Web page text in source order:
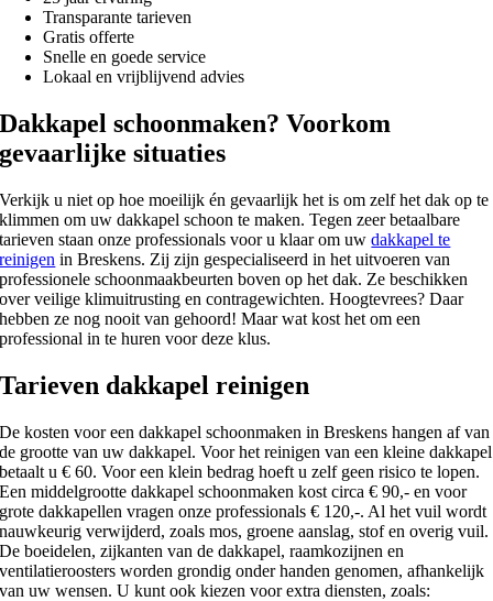
Transparante tarieven
Gratis offerte
Snelle en goede service
Lokaal en vrijblijvend advies
Dakkapel schoonmaken? Voorkom
gevaarlijke situaties
Verkijk u niet op hoe moeilijk én gevaarlijk het is om zelf het dak op te
klimmen om uw dakkapel schoon te maken. Tegen zeer betaalbare
tarieven staan onze professionals voor u klaar om uwdakkapel te
reinigen in Breskens. Zij zijn gespecialiseerd in het uitvoeren van
professionele schoonmaakbeurten boven op het dak. Ze beschikken
over veilige klimuitrusting en contragewichten. Hoogtevrees? Daar
hebben ze nog nooit van gehoord! Maar wat kost het om een
professional in te huren voor deze klus.
Tarieven dakkapel reinigen
De kosten voor een dakkapel schoonmaken in Breskens hangen af van
de grootte van uw dakkapel. Voor het reinigen van een kleine dakkapel
betaalt u € 60. Voor een klein bedrag hoeft u zelf geen risico te lopen.
Een middelgrootte dakkapel schoonmaken kost circa € 90,- en voor
grote dakkapellen vragen onze professionals € 120,-. Al het vuil wordt
nauwkeurig verwijderd, zoals mos, groene aanslag, stof en overig vuil.
De boeidelen, zijkanten van de dakkapel, raamkozijnen en
ventilatieroosters worden grondig onder handen genomen, afhankelijk
van uw wensen. U kunt ook kiezen voor extra diensten, zoals: